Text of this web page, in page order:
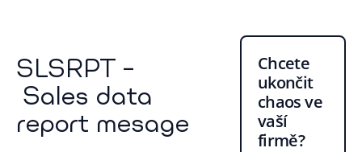
SLSRPT –
Sales data
report mesage
Chcete
ukončit
chaos ve
vaší
firmě?